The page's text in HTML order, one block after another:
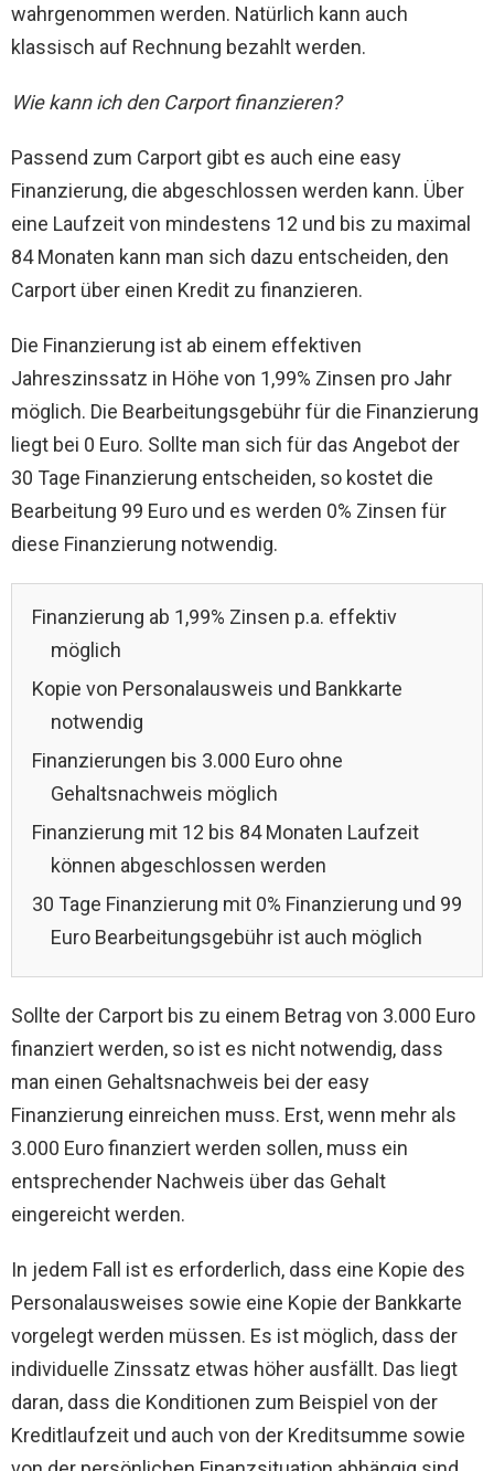
wahrgenommen werden. Natürlich kann auch
klassisch auf Rechnung bezahlt werden.
Wie kann ich den Carport finanzieren?
Passend zum Carport gibt es auch eine easy
Finanzierung, die abgeschlossen werden kann. Über
eine Laufzeit von mindestens 12 und bis zu maximal
84 Monaten kann man sich dazu entscheiden, den
Carport über einen Kredit zu finanzieren.
Die Finanzierung ist ab einem effektiven
Jahreszinssatz in Höhe von 1,99% Zinsen pro Jahr
möglich. Die Bearbeitungsgebühr für die Finanzierung
liegt bei 0 Euro. Sollte man sich für das Angebot der
30 Tage Finanzierung entscheiden, so kostet die
Bearbeitung 99 Euro und es werden 0% Zinsen für
diese Finanzierung notwendig.
Finanzierung ab 1,99% Zinsen p.a. effektiv
möglich
Kopie von Personalausweis und Bankkarte
notwendig
Finanzierungen bis 3.000 Euro ohne
Gehaltsnachweis möglich
Finanzierung mit 12 bis 84 Monaten Laufzeit
können abgeschlossen werden
30 Tage Finanzierung mit 0% Finanzierung und 99
Euro Bearbeitungsgebühr ist auch möglich
Sollte der Carport bis zu einem Betrag von 3.000 Euro
finanziert werden, so ist es nicht notwendig, dass
man einen Gehaltsnachweis bei der easy
Finanzierung einreichen muss. Erst, wenn mehr als
3.000 Euro finanziert werden sollen, muss ein
entsprechender Nachweis über das Gehalt
eingereicht werden.
In jedem Fall ist es erforderlich, dass eine Kopie des
Personalausweises sowie eine Kopie der Bankkarte
vorgelegt werden müssen. Es ist möglich, dass der
individuelle Zinssatz etwas höher ausfällt. Das liegt
daran, dass die Konditionen zum Beispiel von der
Kreditlaufzeit und auch von der Kreditsumme sowie